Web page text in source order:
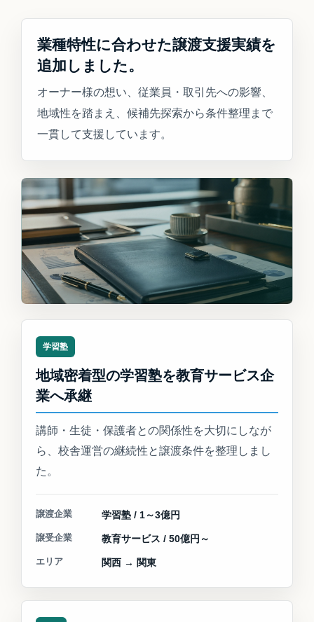
業種特性に合わせた譲渡支援実績を
追加しました。
オーナー様の想い、従業員・取引先への影響、
地域性を踏まえ、候補先探索から条件整理まで
一貫して支援しています。
学習塾
地域密着型の学習塾を教育サービス企
業へ承継
講師・生徒・保護者との関係性を大切にしなが
ら、校舎運営の継続性と譲渡条件を整理しまし
た。
譲渡企業 学習塾 / 1～3億円
譲受企業 教育サービス / 50億円～
エリア 関西 → 関東